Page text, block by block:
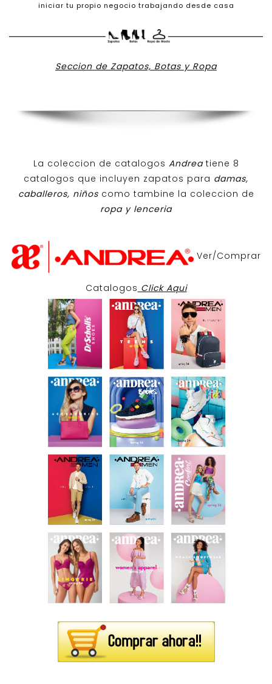
iniciar tu propio negocio trabajando desde casa
Seccion de Zapatos, Botas y Ropa
La coleccion de catalogos Andreatiene 8
catalogos que incluyen zapatos para damas,
caballeros, niños como tambine la coleccion de
ropa y lenceria
Ver/Comprar
Catalogos Click Aqui